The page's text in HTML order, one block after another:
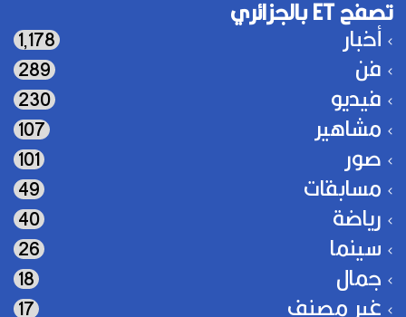
تصفح ET بالجزائري
أخبار 1٬178
فن 289
فيديو 230
مشاهير 107
صور 101
مسابقات 49
رياضة 40
سينما 26
جمال 18
غير مصنف 17